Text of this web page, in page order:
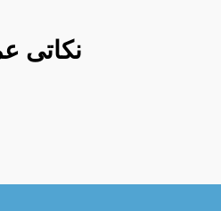
نکاتی